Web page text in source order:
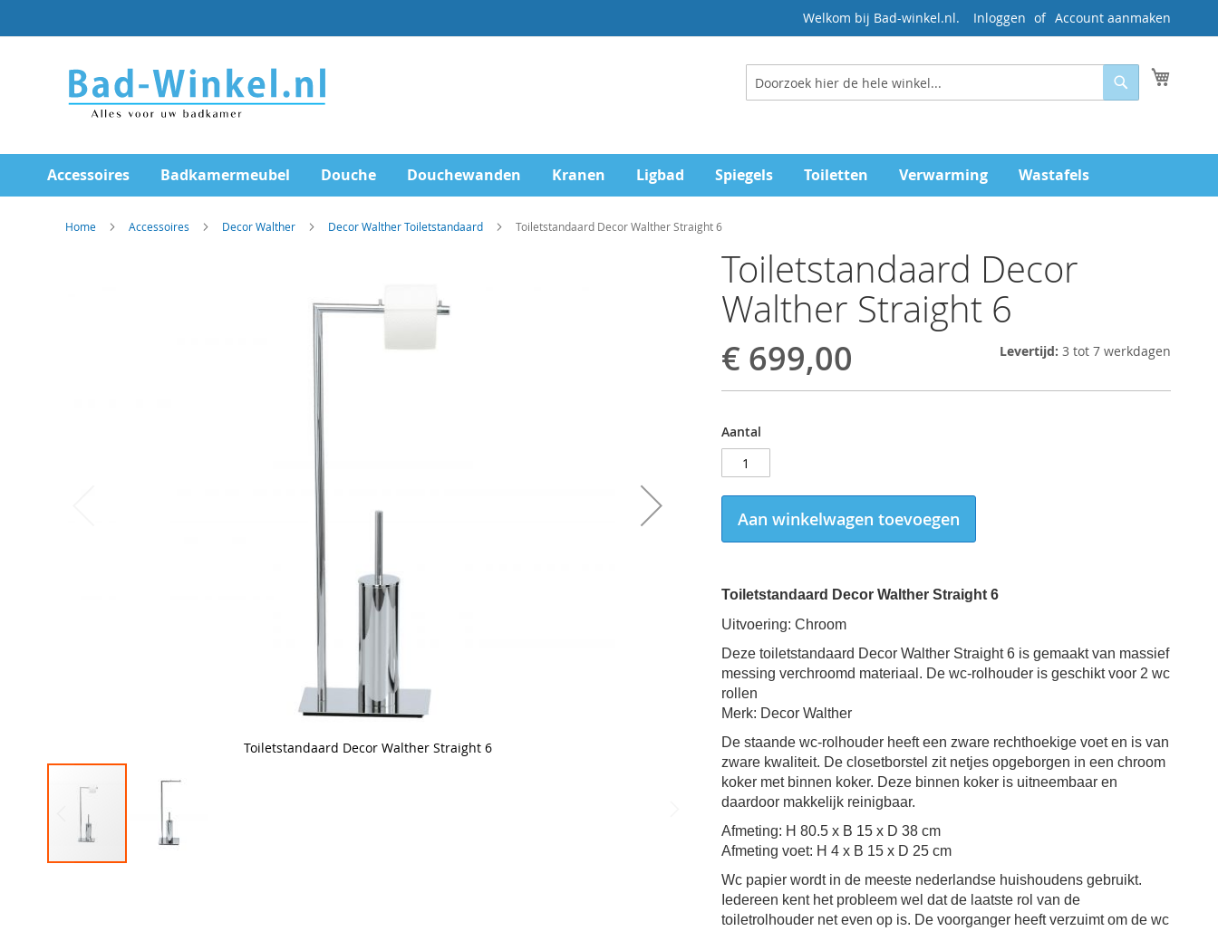
direct
naar
inhoud
Welkom bij Bad-winkel.nl. Inloggen Account aanmaken
Zoeken
Zoeken
Accessoires Badkamermeubel Douche Douchewanden Kranen Ligbad Spiegels Toiletten Verwarming Wastafels
Home Accessoires Decor Walther Decor Walther Toiletstandaard Toiletstandaard Decor Walther Straight 6
Toiletstandaard Decor
Walther Straight 6
€ 699,00 Levertijd: 3 tot 7 werkdagen
Aantal
Aan winkelwagen toevoegen
Toiletstandaard Decor Walther Straight 6
Uitvoering: Chroom
Deze toiletstandaard Decor Walther Straight 6 is gemaakt van massief
messing verchroomd materiaal. De wc-rolhouder is geschikt voor 2 wc
rollen
Merk: Decor Walther
De staande wc-rolhouder heeft een zware rechthoekige voet en is van
zware kwaliteit. De closetborstel zit netjes opgeborgen in een chroom
koker met binnen koker. Deze binnen koker is uitneembaar en
daardoor makkelijk reinigbaar.
Afmeting: H 80.5 x B 15 x D 38 cm
Afmeting voet: H 4 x B 15 x D 25 cm
Wc papier wordt in de meeste nederlandse huishoudens gebruikt.
Iedereen kent het probleem wel dat de laatste rol van de
toiletrolhouder net even op is. De voorganger heeft verzuimt om de wc
Toiletstandaard Decor Walther Straight 6 Toiletstandaard Decor Walther Straight 6